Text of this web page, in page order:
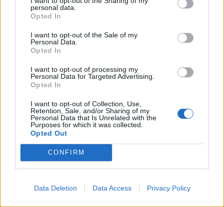
personal data.
Opted In
I want to opt-out of the Sale of my
Personal Data.
Opted In
I want to opt-out of processing my
Personal Data for Targeted Advertising.
Opted In
I want to opt-out of Collection, Use,
Retention, Sale, and/or Sharing of my
Personal Data that Is Unrelated with the
Purposes for which it was collected.
Opted Out
CONFIRM
Data Deletion Data Access Privacy Policy
14.06.2026 10:22
PARAPOLITIKA NEWSROOM
Αίγιο: Μυστήριο με τη δολοφονία
Αποδέχομαι τους
και την πολιτική απορρήτου
X